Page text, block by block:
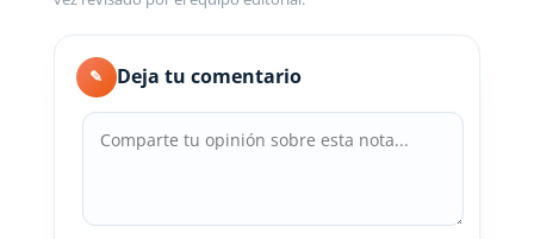
✎ Deja tu comentario